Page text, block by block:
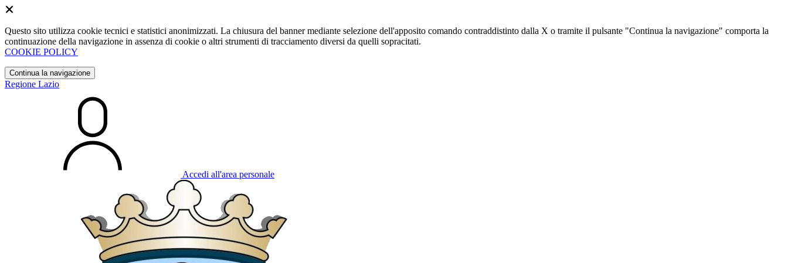
Questo sito utilizza cookie tecnici e statistici anonimizzati. La chiusura del banner mediante selezione dell'apposito comando contraddistinto dalla X o tramite il pulsante "Continua la navigazione" comporta la
continuazione della navigazione in assenza di cookie o altri strumenti di tracciamento diversi da quelli sopracitati.
COOKIE POLICY
Continua la navigazione
Regione Lazio
Accedi all'area personale